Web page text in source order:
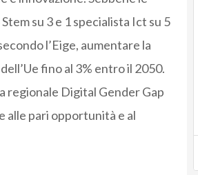
su 3 e 1 specialista Ict su 5
l’Eige, aumentare la
fino al 3% entro il 2050.
regionale Digital Gender Gap
alle pari opportunità e al